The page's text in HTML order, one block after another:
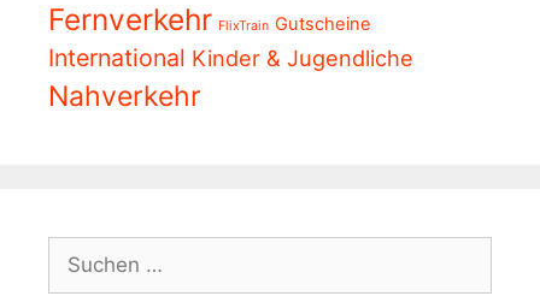
Fernverkehr FlixTrain Gutscheine
International Kinder & Jugendliche
Nahverkehr
Suchen
nach: